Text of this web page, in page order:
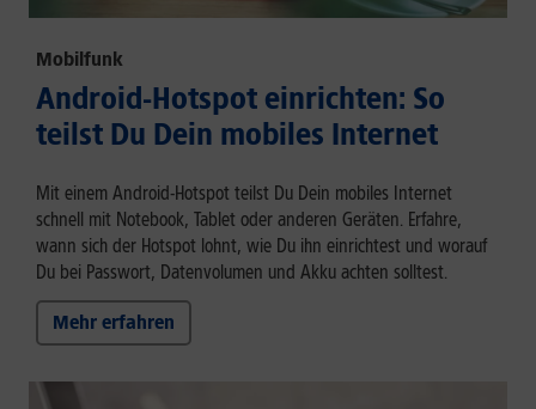
Mobilfunk
Android-Hotspot einrichten: So
teilst Du Dein mobiles Internet
Mit einem Android-Hotspot teilst Du Dein mobiles Internet
schnell mit Notebook, Tablet oder anderen Geräten. Erfahre,
wann sich der Hotspot lohnt, wie Du ihn einrichtest und worauf
Du bei Passwort, Datenvolumen und Akku achten solltest.
Mehr erfahren